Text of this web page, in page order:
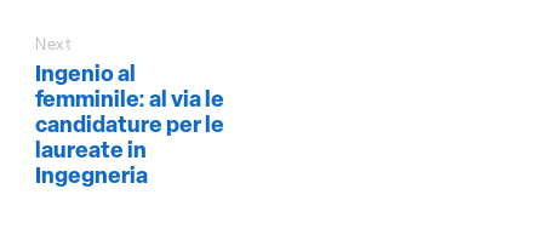
Next
Ingenio al
femminile: al via le
candidature per le
laureate in
Ingegneria